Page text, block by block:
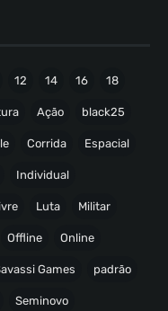
12 14 16 18
Ação black25
Corrida Espacial
Individual
Luta Militar
Offline Online
Games padrão
Seminovo